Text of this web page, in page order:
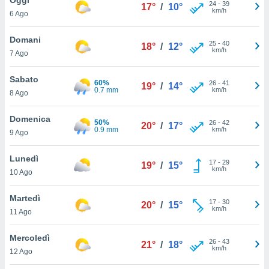
è
al sito
di
ci
di
il
un
la
nella
6 Ago
17° / 10° 24- 39
km/h
Domani
7 Ago
18° / 12° 25- 40
km/h
Sabato
8 Ago
60%
0.7 mm
19° / 14° 26- 41
km/h
Domenica
9 Ago
50%
0.9 mm
20° / 17° 26- 42
km/h
Lunedì
10 Ago
19° / 15° 17- 29
km/h
Martedì
11 Ago
20° / 15° 17- 30
km/h
Mercoledì
12 Ago
21° / 18° 26- 43
km/h